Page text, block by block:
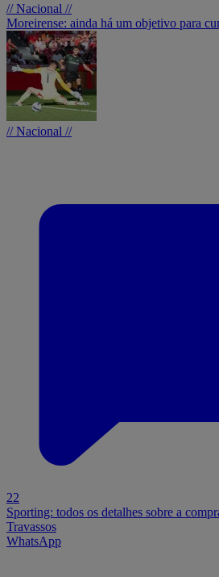
// Nacional //
Moreirense: ainda há um objetivo para
// Nacional //
22
Sporting: todos os detalhes sobre a
Travassos
WhatsApp